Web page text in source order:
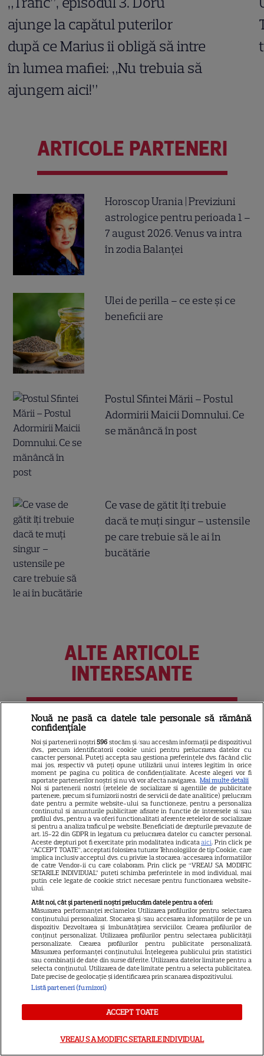
ajunge la capătul puterilor
după ce Marius îi obligă să intre
în lumea mafiei: „Nu trebuia să
ajungem aici!”
ARTICOLE PARTENERI
Horoscop Urania | Previziuni
astrologice pentru perioada 1 –
7 august 2026. Venus va intra
în zodia Balanței
Ulei de perilla – ce este și ce
beneficii are
Postul Sfintei Mării – Postul
Adormirii Maicii Domnului. Ce
se mănâncă în post
Ce vase de gătit îți trebuie
dacă te muți singur – ustensile
pe care trebuie să le ai în
bucătărie
ALTE ARTICOLE
INTERESANTE
16
Noutăți Netflix în august 2026:
Robert De Niro, „Nosferatu” și
noile sezoane din „Outer
Banks” și „Un veac de
singurătate”
14
VEDETE STRĂINE
Sean Astin din „Stăpânul
Inelelor” a fost nevoit să își
vândă casa din cauza
primit de fapt
VEDETE STRĂINE
Elon Musk, atac la adresa
regizorului premiat cu Oscar
care a realizat documentarul
de minute
VEDETE STRĂINE
Nouă ne pasă ca datele tale personale să rămână
confidențiale
Noi și partenerii noștri596 stocăm și/sau accesăm informații pe dispozitivul
dvs., precum identificatorii cookie unici pentru prelucrarea datelor cu
caracter personal. Puteți accepta sau gestiona preferințele dvs. făcând clic
mai jos, respectiv vă puteți opune utilizării unui interes legitim în orice
moment pe pagina cu politica de confidențialitate. Aceste alegeri vor fi
raportate partenerilor noștri și nu vă vor afecta navigarea. Mai multe detalii
Noi si partenerii nostri (retelele de socializare si agentiile de publicitate
partenere, precum si furnizorii nostri de servicii de date analitice) prelucram
date pentru a permite website-ului sa functioneze, pentru a personaliza
continutul si anunturile publicitare afisate in functie de interesele si/sau
profilul dvs., pentru a va oferi functionalitati aferente retelelor de socializare
si pentru a analiza traficul pe website. Beneficiati de drepturile prevazute de
art. 15-22 din GDPR in legatura cu prelucrarea datelor cu caracter personal.
Aceste drepturi pot fi exercitate prin modalitatea indicataaici. Prin click pe
“ACCEPT TOATE”, acceptati folosirea tuturor Tehnologiilor de tip Cookie, care
implica inclusiv acceptul dvs. cu privire la stocarea/accesarea informatiilor
de catre Vendor-ii cu care colaboram. Prin click pe “VREAU SA MODIFIC
SETARILE INDIVIDUAL” puteti schimba preferintele in mod individual, mai
putin cele legate de cookie strict necesare pentru functionarea website-
ului.
Atât noi, cât și partenerii noștri prelucrăm datele pentru a oferi:
Măsurarea performanței reclamelor. Utilizarea profilurilor pentru selectarea
conținutului personalizat. Stocarea și/sau accesarea informațiilor de pe un
dispozitiv. Dezvoltarea și îmbunătățirea serviciilor. Crearea profilurilor de
conținut personalizat. Utilizarea profilurilor pentru selectarea publicității
personalizate. Crearea profilurilor pentru publicitate personalizată.
Măsurarea performanței conținutului. Înțelegerea publicului prin statistici
sau combinații de date din surse diferite. Utilizarea datelor limitate pentru a
selecta conținutul. Utilizarea de date limitate pentru a selecta publicitatea.
Date precise de geolocație și identificarea prin scanarea dispozitivului.
Listă parteneri (furnizori)
ACCEPT TOATE
VREAU SA MODIFIC SETARILE INDIVIDUAL